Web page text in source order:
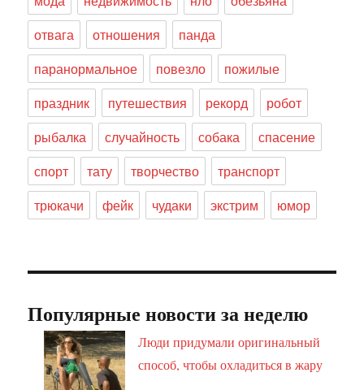
отвага
отношения
панда
паранормальное
повезло
пожилые
праздник
путешествия рекорд
робот
рыбалка
случайность собака
спасение
спорт
тату творчество
транспорт
трюкачи
фейк чудаки экстрим юмор
Популярные новости за неделю
Люди придумали оригинальный
способ, чтобы охладиться в жару